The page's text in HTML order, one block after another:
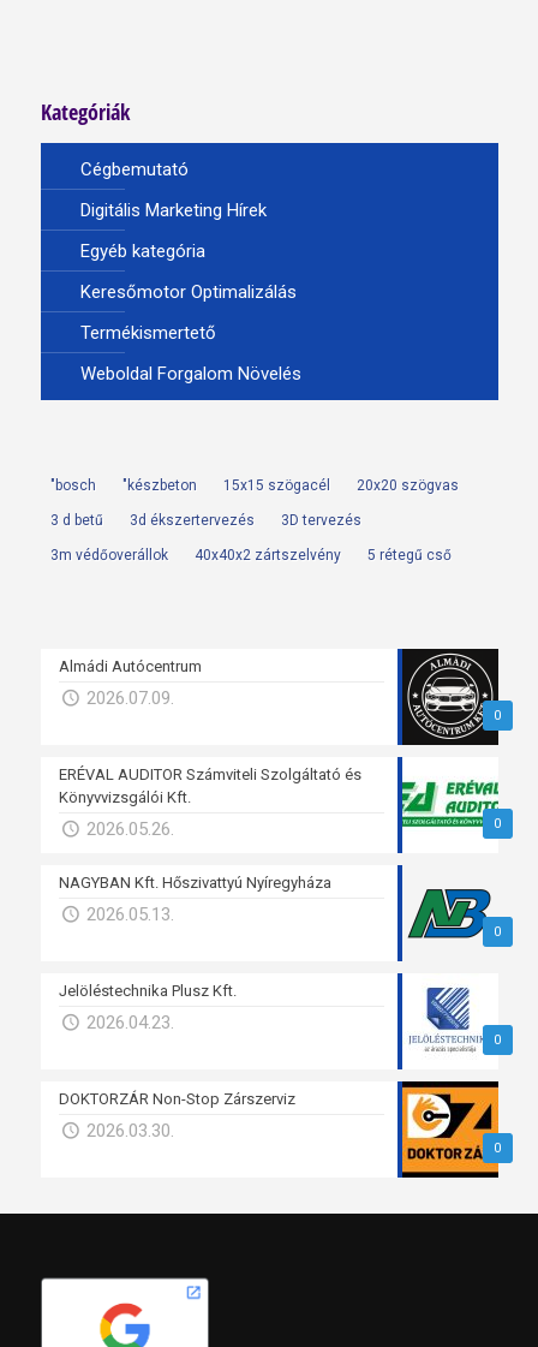
Kategóriák
Cégbemutató
Digitális Marketing Hírek
Egyéb kategória
Keresőmotor Optimalizálás
Termékismertető
Weboldal Forgalom Növelés
"bosch "készbeton 15x15 szögacél 20x20 szögvas
3 d betű 3d ékszertervezés 3D tervezés
3m védőoverállok 40x40x2 zártszelvény 5 rétegű cső
0
Almádi Autócentrum
2026.07.09.
0
ERÉVAL AUDITOR Számviteli Szolgáltató és
Könyvvizsgálói Kft.
2026.05.26.
0
NAGYBAN Kft. Hőszivattyú Nyíregyháza
2026.05.13.
0
Jelöléstechnika Plusz Kft.
2026.04.23.
0
DOKTORZÁR Non-Stop Zárszerviz
2026.03.30.